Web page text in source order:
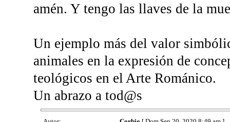
amén. Y tengo las llaves de la
Un ejemplo más del valor
animales en la expresión de
teológicos en el Arte Románico.
Un abrazo a tod@s